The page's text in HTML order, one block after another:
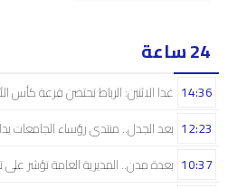
24 ساعة
غدا الاثنين: الرباط تحتضن قرعة كأس 14:36
بعد الجدل.. منتدى رؤساء الجامعات 12:23
بعدة مدن.. المديرية العامة تؤشر 10:37